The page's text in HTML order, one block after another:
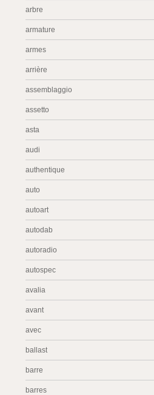
arbre
armature
armes
arrière
assemblaggio
assetto
asta
audi
authentique
auto
autoart
autodab
autoradio
autospec
avalia
avant
avec
ballast
barre
barres